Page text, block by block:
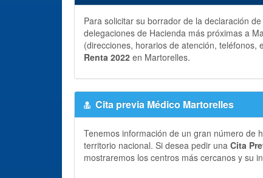
Para solicitar su borrador de la declaración
delegaciones de Hacienda más próximas a
(direcciones, horarios de atención,
Renta 2022 en Martorelles.
Cita previa Médico Martorelles
Tenemos información de un gran número de
territorio nacional. Si desea pedir una Cita
mostraremos los centros más cercanos y su